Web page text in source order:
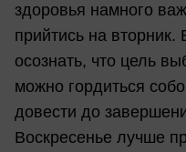
здоровья намного
прийтись на
осознать, что цель
можно гордиться
довести до
Воскресенье лучше